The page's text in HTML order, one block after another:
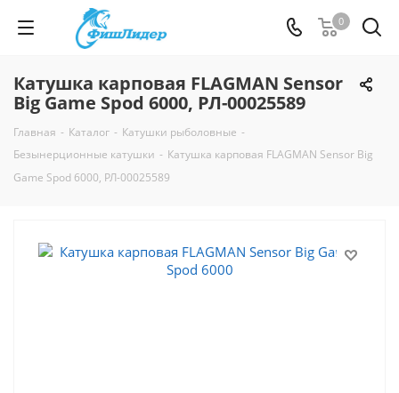
0
Катушкa карповая FLAGMAN Sensor
Big Game Spod 6000, РЛ-00025589
Главная - Каталог - Катушки рыболовные -
Безынерционные катушки - Катушкa карповая FLAGMAN Sensor Big
Game Spod 6000, РЛ-00025589